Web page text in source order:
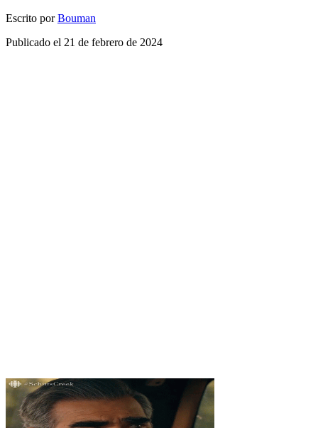
Escrito por Bouman
Publicado el 21 de febrero de 2024